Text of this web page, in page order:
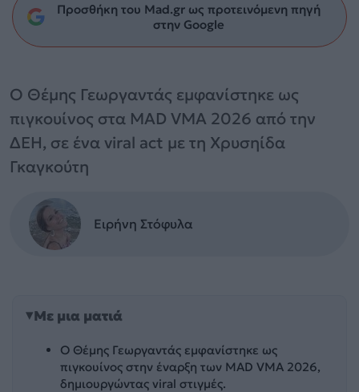
Προσθήκη του Mad.gr ως προτεινόμενη πηγή
στην Google
Ο Θέμης Γεωργαντάς εμφανίστηκε ως
πιγκουίνος στα MAD VMA 2026 από την
ΔΕΗ, σε ένα viral act με τη Χρυσηίδα
Γκαγκούτη
Ειρήνη Στόφυλα
Με μια ματιά
Ο Θέμης Γεωργαντάς εμφανίστηκε ως
πιγκουίνος στην έναρξη των MAD VMA 2026,
δημιουργώντας viral στιγμές.